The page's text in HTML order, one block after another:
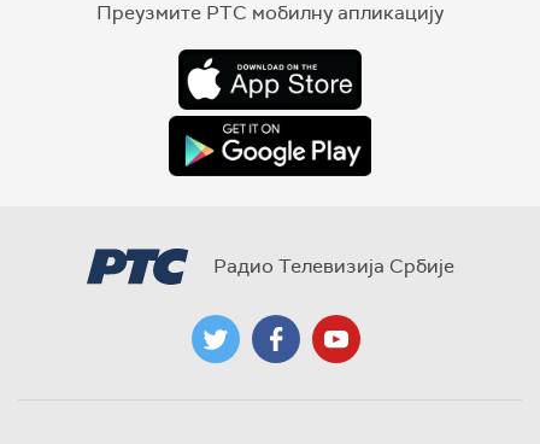
Преузмите РТС мобилну апликацију
Радио Телевизија Србије